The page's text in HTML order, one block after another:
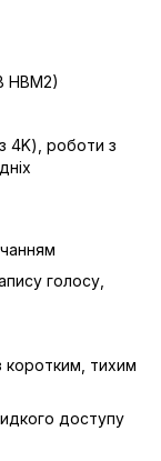
HBM2)
4K), роботи з
голосу,
коротким, тихим
доступу